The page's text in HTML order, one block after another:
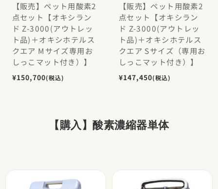
【販売】ペット用酸素2
点セット【オキシラン
ド Z-3000(アウトレッ
ト品)＋オキシホテルス
クエア Mサイズ専用お
しっこマット付き）】
¥150,700(税込)
【販売】ペット用酸素2
点セット【オキシラン
ド Z-3000(アウトレッ
ト品)＋オキシホテルス
クエア Sサイズ（専用お
しっこマット付き）】
¥147,450(税込)
【購入】酸素濃縮器単体